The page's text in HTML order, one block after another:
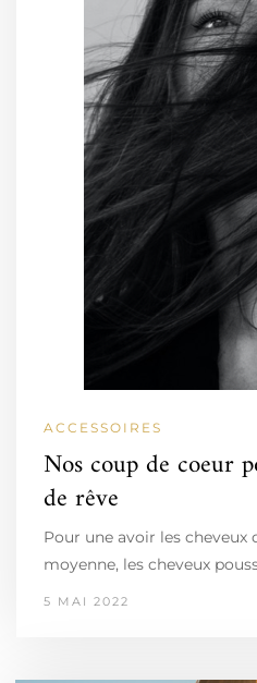
ACCESSOIRES
Nos coup de coeur
de rêve
Pour une avoir les cheveux
moyenne, les cheveux
5 MAI 2022